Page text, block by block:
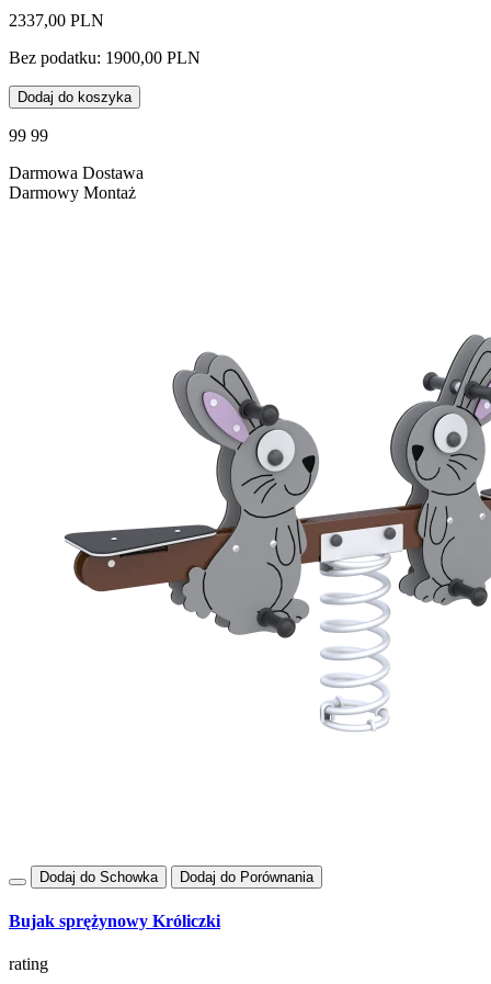
2337,00 PLN
Bez podatku: 1900,00 PLN
Dodaj do koszyka
99 99
Darmowa Dostawa
Darmowy Montaż
Dodaj do Schowka Dodaj do Porównania
Bujak sprężynowy Króliczki
rating